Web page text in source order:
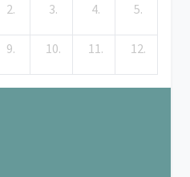
2. 3. 4. 5.
9. 10. 11. 12.